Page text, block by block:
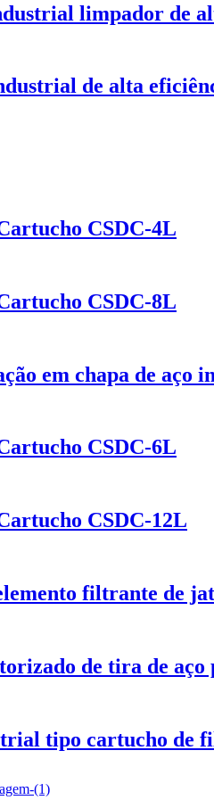
limpador de
de alta
CSDC-4L
CSDC-8L
em chapa de aço
CSDC-6L
CSDC-12L
filtrante de
de tira de aço
tipo cartucho de